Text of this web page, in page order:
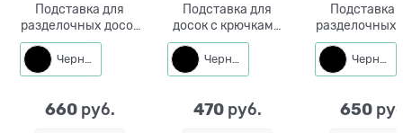
Подставка для
разделочных досок
и крючки 2шт 300-
209Черный
660 руб.
Подставка для
досок с крючками
300-232 Кошка с
бабочкой
Черный
470 руб.
Подставка
разделочных
и крючки 2шт 300-
210Черный
650